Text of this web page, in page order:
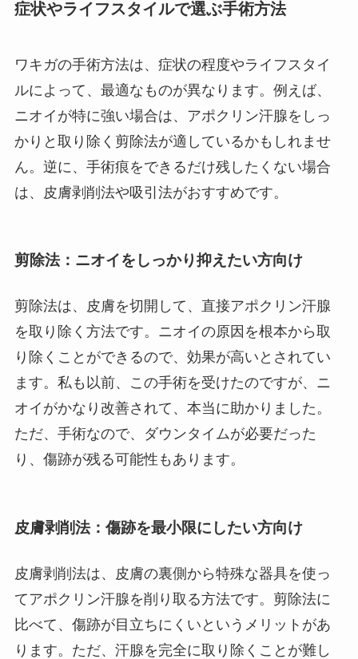
症状やライフスタイルで選ぶ手術方法
ワキガの手術方法は、症状の程度やライフスタイ
ルによって、最適なものが異なります。例えば、
ニオイが特に強い場合は、アポクリン汗腺をしっ
かりと取り除く剪除法が適しているかもしれませ
ん。逆に、手術痕をできるだけ残したくない場合
は、皮膚剥削法や吸引法がおすすめです。
剪除法：ニオイをしっかり抑えたい方向け
剪除法は、皮膚を切開して、直接アポクリン汗腺
を取り除く方法です。ニオイの原因を根本から取
り除くことができるので、効果が高いとされてい
ます。私も以前、この手術を受けたのですが、ニ
オイがかなり改善されて、本当に助かりました。
ただ、手術なので、ダウンタイムが必要だった
り、傷跡が残る可能性もあります。
皮膚剥削法：傷跡を最小限にしたい方向け
皮膚剥削法は、皮膚の裏側から特殊な器具を使っ
てアポクリン汗腺を削り取る方法です。剪除法に
比べて、傷跡が目立ちにくいというメリットがあ
ります。ただ、汗腺を完全に取り除くことが難し